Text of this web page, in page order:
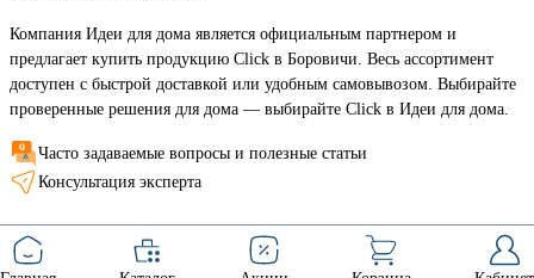
Компания Идеи для дома является официальным партнером и
предлагает купить продукцию Click в Боровичи. Весь ассортимент
доступен с быстрой доставкой или удобным самовывозом. Выбирайте
проверенные решения для дома — выбирайте Click в Идеи для дома.
Часто задаваемые вопросы и полезные статьи
Консультация эксперта